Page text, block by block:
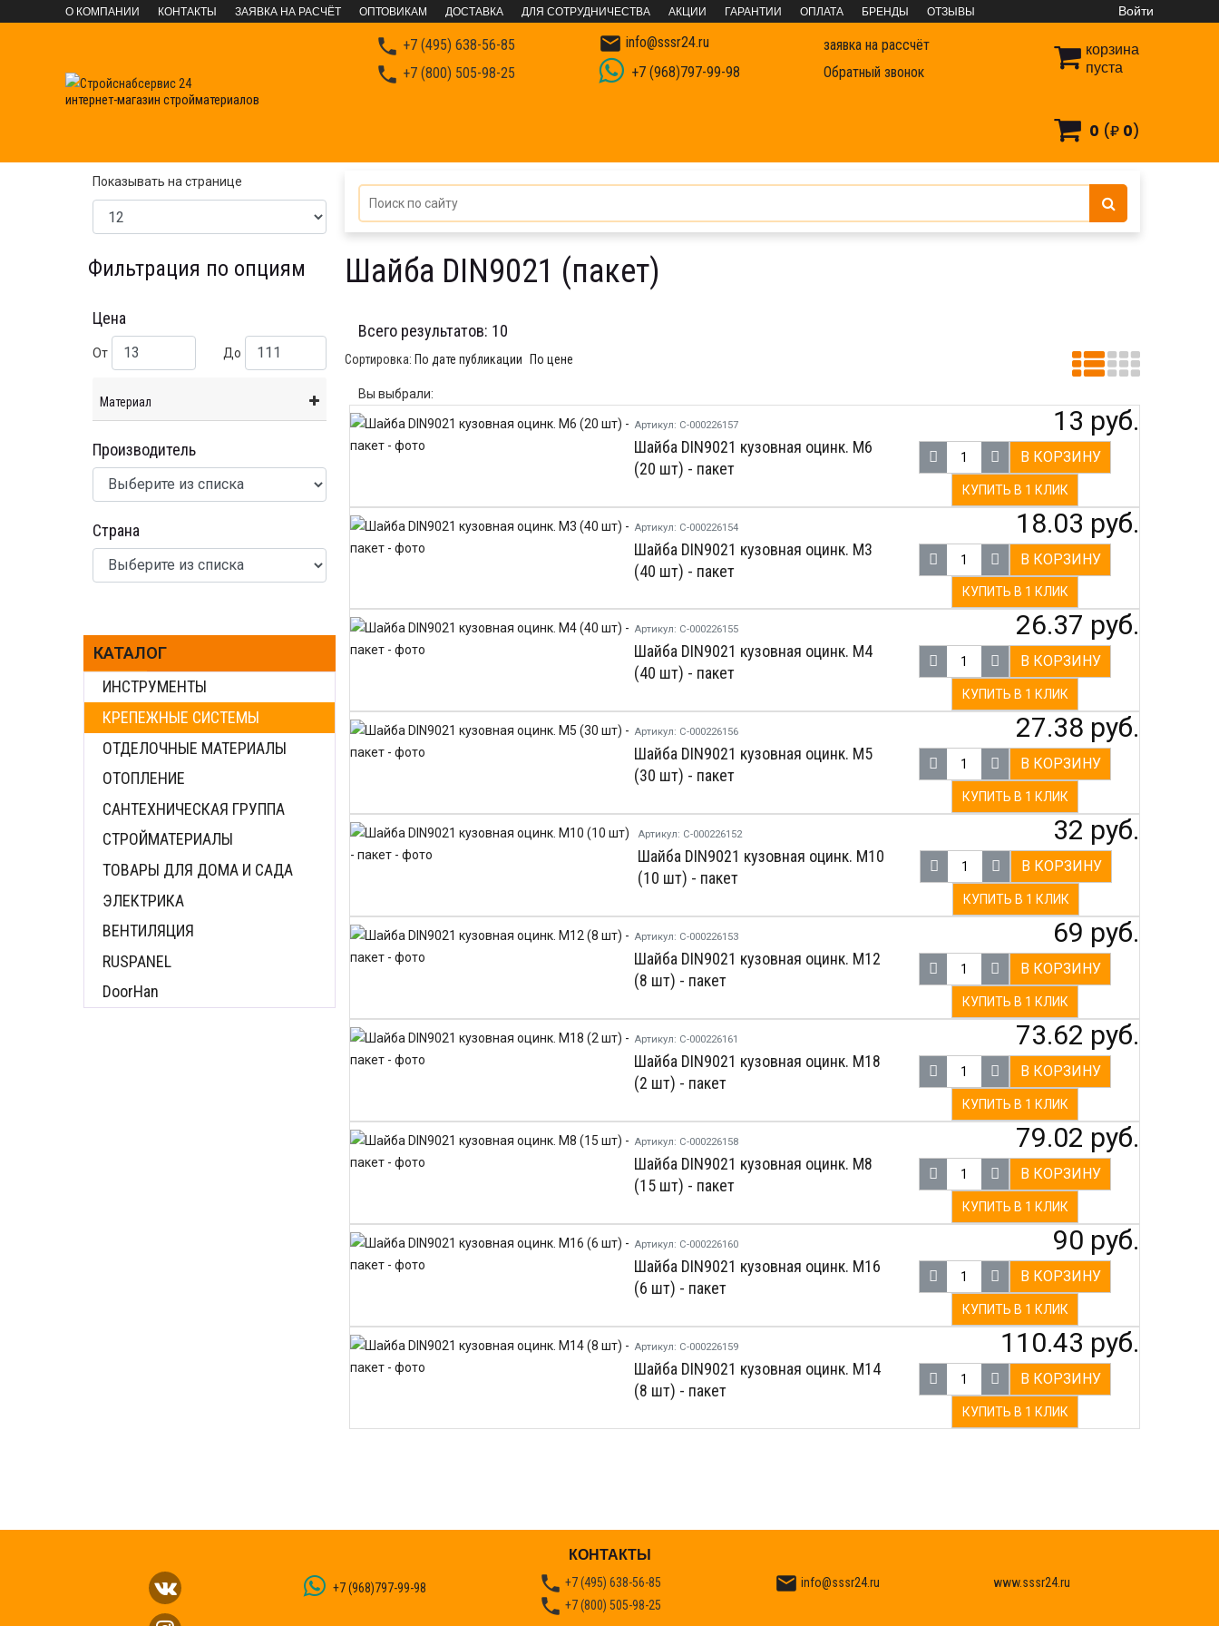
О КОМПАНИИ КОНТАКТЫ ЗАЯВКА НА РАСЧЁТ ОПТОВИКАМ ДОСТАВКА ДЛЯ СОТРУДНИЧЕСТВА АКЦИИ ГАРАНТИИ ОПЛАТА БРЕНДЫ ОТЗЫВЫ Войти
интернет-магазин стройматериалов
корзина
пуста
0 (₽ 0)
 +7 (495) 638-56-85
 +7 (800) 505-98-25
 info@sssr24.ru
+7 (968)797-99-98
заявка на рассчёт
Обратный звонок
Шайба DIN9021 (пакет)
Всего результатов: 10
Сортировка: По дате публикации По цене
Вы выбрали:
Артикул: С-000226157
Шайба DIN9021 кузовная оцинк. M6
(20 шт) - пакет
13 руб.
В КОРЗИНУ
КУПИТЬ В 1 КЛИК
Артикул: С-000226154
Шайба DIN9021 кузовная оцинк. M3
(40 шт) - пакет
18.03 руб.
В КОРЗИНУ
КУПИТЬ В 1 КЛИК
Артикул: С-000226155
Шайба DIN9021 кузовная оцинк. M4
(40 шт) - пакет
26.37 руб.
В КОРЗИНУ
КУПИТЬ В 1 КЛИК
Артикул: С-000226156
Шайба DIN9021 кузовная оцинк. M5
(30 шт) - пакет
27.38 руб.
В КОРЗИНУ
КУПИТЬ В 1 КЛИК
Артикул: С-000226152
Шайба DIN9021 кузовная оцинк. M10
(10 шт) - пакет
32 руб.
В КОРЗИНУ
КУПИТЬ В 1 КЛИК
Артикул: С-000226153
Шайба DIN9021 кузовная оцинк. M12
(8 шт) - пакет
69 руб.
В КОРЗИНУ
КУПИТЬ В 1 КЛИК
Артикул: С-000226161
Шайба DIN9021 кузовная оцинк. М18
(2 шт) - пакет
73.62 руб.
В КОРЗИНУ
КУПИТЬ В 1 КЛИК
Артикул: С-000226158
Шайба DIN9021 кузовная оцинк. M8
(15 шт) - пакет
79.02 руб.
В КОРЗИНУ
КУПИТЬ В 1 КЛИК
Артикул: С-000226160
Шайба DIN9021 кузовная оцинк. М16
(6 шт) - пакет
90 руб.
В КОРЗИНУ
КУПИТЬ В 1 КЛИК
Артикул: С-000226159
Шайба DIN9021 кузовная оцинк. М14
(8 шт) - пакет
110.43 руб.
В КОРЗИНУ
КУПИТЬ В 1 КЛИК
Показывать на странице
Фильтрация по опциям
Цена
От До
Материал
Производитель
Страна
КАТАЛОГ
ИНСТРУМЕНТЫ
КРЕПЕЖНЫЕ СИСТЕМЫ
ОТДЕЛОЧНЫЕ МАТЕРИАЛЫ
ОТОПЛЕНИЕ
САНТЕХНИЧЕСКАЯ ГРУППА
СТРОЙМАТЕРИАЛЫ
ТОВАРЫ ДЛЯ ДОМА И САДА
ЭЛЕКТРИКА
ВЕНТИЛЯЦИЯ
RUSPANEL
DoorHan
КОНТАКТЫ
+7 (968)797-99-98  +7 (495) 638-56-85
 +7 (800) 505-98-25
 info@sssr24.ru www.sssr24.ru